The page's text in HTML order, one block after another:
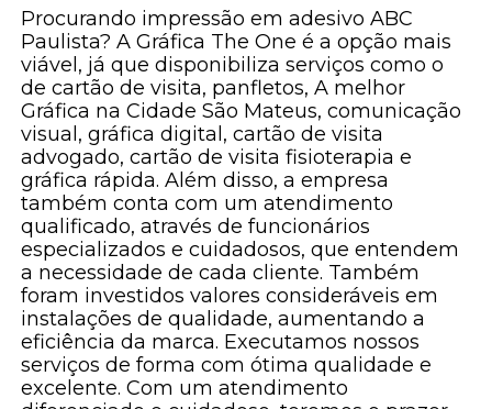
Procurando impressão em adesivo ABC
Paulista? A Gráfica The One é a opção mais
viável, já que disponibiliza serviços como o
de cartão de visita, panfletos, A melhor
Gráfica na Cidade São Mateus, comunicação
visual, gráfica digital, cartão de visita
advogado, cartão de visita fisioterapia e
gráfica rápida. Além disso, a empresa
também conta com um atendimento
qualificado, através de funcionários
especializados e cuidadosos, que entendem
a necessidade de cada cliente. Também
foram investidos valores consideráveis em
instalações de qualidade, aumentando a
eficiência da marca. Executamos nossos
serviços de forma com ótima qualidade e
excelente. Com um atendimento